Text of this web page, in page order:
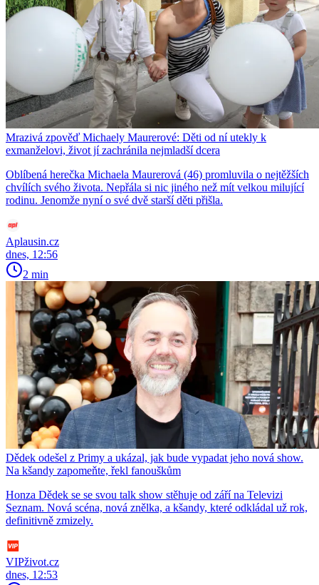
Mrazivá zpověď Michaely Maurerové: Děti od ní utekly k
exmanželovi, život jí zachránila nejmladší dcera
Oblíbená herečka Michaela Maurerová (46) promluvila o nejtěžších
chvílích svého života. Nepřála si nic jiného než mít velkou milující
rodinu. Jenomže nyní o své dvě starší děti přišla.
Aplausin.cz
dnes, 12:56
2 min
Dědek odešel z Primy a ukázal, jak bude vypadat jeho nová show.
Na kšandy zapomeňte, řekl fanouškům
Honza Dědek se se svou talk show stěhuje od září na Televizi
Seznam. Nová scéna, nová znělka, a kšandy, které odkládal už rok,
definitivně zmizely.
VIPživot.cz
dnes, 12:53